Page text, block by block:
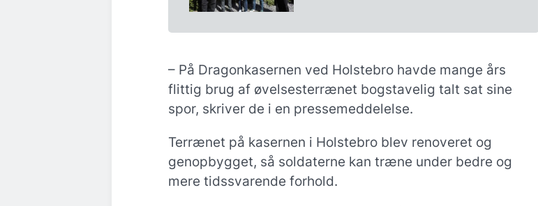
– På Dragonkasernen ved Holstebro havde mange års
flittig brug af øvelsesterrænet bogstavelig talt sat sine
spor, skriver de i en pressemeddelelse.
Terrænet på kasernen i Holstebro blev renoveret og
genopbygget, så soldaterne kan træne under bedre og
mere tidssvarende forhold.